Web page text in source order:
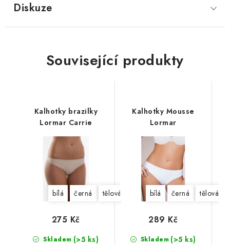
Diskuze
Související produkty
Kalhotky brazilky
Lormar Carrie
bílá černá tělová
Skladem (>5 ks)
275 Kč
Kalhotky Mousse
Lormar
bílá černá tělová
Skladem (>5 ks)
289 Kč